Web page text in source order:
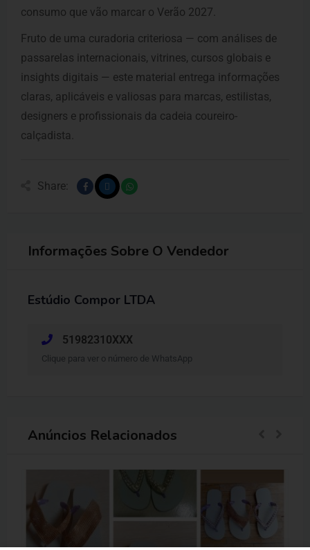
consumo que vão marcar o Verão 2027.
Fruto de uma curadoria criteriosa — com análises de
passarelas internacionais, vitrines, cursos globais e
insights digitais — este material entrega informações
claras, aplicáveis e valiosas para marcas, estilistas,
designers e profissionais da cadeia coureiro-
calçadista.
Share:
Informações Sobre O Vendedor
Estúdio Compor LTDA
51982310XXX
Clique para ver o número de WhatsApp
Anúncios Relacionados